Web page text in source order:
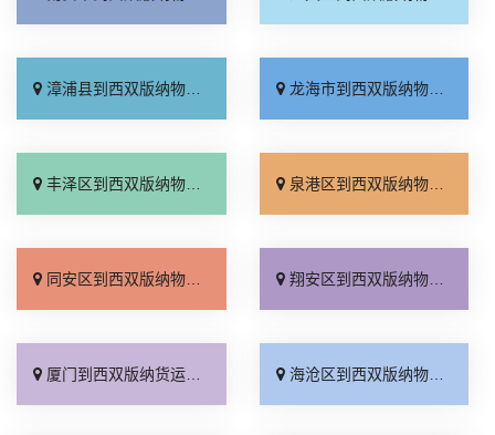
漳浦县到西双版纳物流专线_托运省心「需要几天」 龙海市到西双版纳物流专线_按时送达「上门取件」
丰泽区到西双版纳物流专线_门到门接送「一站直达」 泉港区到西双版纳物流专线_需要几天「多少一方」
同安区到西双版纳物流专线_准时到货「按时送达」 翔安区到西双版纳物流专线_省事省心「直发全境」
厦门到西双版纳货运专线-厦门到西双版纳物流公司_门到门接送「准时准点」 海沧区到西双版纳物流专线_全程直达「零担配货」